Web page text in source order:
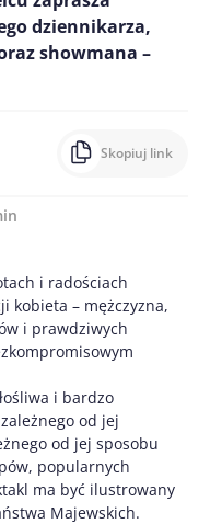
dziennikarza,
showmana –
Skopiuj link
i radościach
kobieta – mężczyzna,
i prawdziwych
i bardzo
od jej
od jej sposobu
popularnych
ma być ilustrowany
Majewskich.